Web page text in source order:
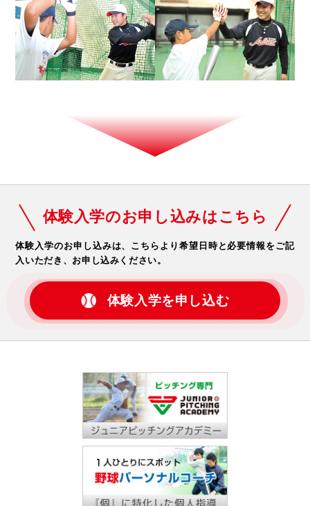
体験入学のお申し込みはこちら
体験入学のお申し込みは、こちらより希望日時と必要情報をご記
入いただき、お申し込みください。
体験入学を申し込む